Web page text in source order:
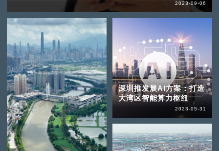
2023-09-06
深圳推发展AI方案：打造
大湾区智能算力枢纽
2023-05-31